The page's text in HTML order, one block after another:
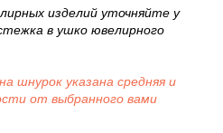
изделий уточняйте у
в ушко ювелирного
шнурок указана средняя и
от выбранного вами